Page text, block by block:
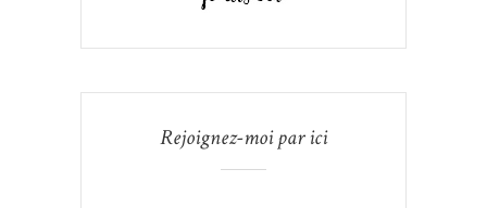
Rejoignez-moi par ici